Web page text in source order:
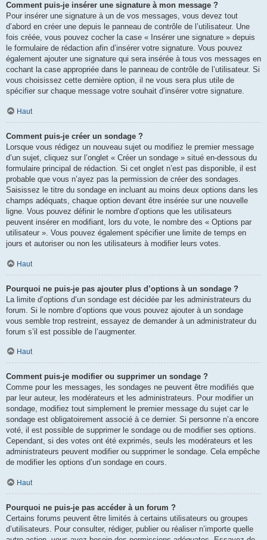
Comment puis-je insérer une signature à mon message ?
Pour insérer une signature à un de vos messages, vous devez tout
d’abord en créer une depuis le panneau de contrôle de l’utilisateur. Une
fois créée, vous pouvez cocher la case « Insérer une signature » depuis
le formulaire de rédaction afin d’insérer votre signature. Vous pouvez
également ajouter une signature qui sera insérée à tous vos messages en
cochant la case appropriée dans le panneau de contrôle de l’utilisateur. Si
vous choisissez cette dernière option, il ne vous sera plus utile de
spécifier sur chaque message votre souhait d’insérer votre signature.
Haut
Comment puis-je créer un sondage ?
Lorsque vous rédigez un nouveau sujet ou modifiez le premier message
d’un sujet, cliquez sur l’onglet « Créer un sondage » situé en-dessous du
formulaire principal de rédaction. Si cet onglet n’est pas disponible, il est
probable que vous n’ayez pas la permission de créer des sondages.
Saisissez le titre du sondage en incluant au moins deux options dans les
champs adéquats, chaque option devant être insérée sur une nouvelle
ligne. Vous pouvez définir le nombre d’options que les utilisateurs
peuvent insérer en modifiant, lors du vote, le nombre des « Options par
utilisateur ». Vous pouvez également spécifier une limite de temps en
jours et autoriser ou non les utilisateurs à modifier leurs votes.
Haut
Pourquoi ne puis-je pas ajouter plus d’options à un sondage ?
La limite d’options d’un sondage est décidée par les administrateurs du
forum. Si le nombre d’options que vous pouvez ajouter à un sondage
vous semble trop restreint, essayez de demander à un administrateur du
forum s’il est possible de l’augmenter.
Haut
Comment puis-je modifier ou supprimer un sondage ?
Comme pour les messages, les sondages ne peuvent être modifiés que
par leur auteur, les modérateurs et les administrateurs. Pour modifier un
sondage, modifiez tout simplement le premier message du sujet car le
sondage est obligatoirement associé à ce dernier. Si personne n’a encore
voté, il est possible de supprimer le sondage ou de modifier ses options.
Cependant, si des votes ont été exprimés, seuls les modérateurs et les
administrateurs peuvent modifier ou supprimer le sondage. Cela empêche
de modifier les options d’un sondage en cours.
Haut
Pourquoi ne puis-je pas accéder à un forum ?
Certains forums peuvent être limités à certains utilisateurs ou groupes
d’utilisateurs. Pour consulter, rédiger, publier ou réaliser n’importe quelle